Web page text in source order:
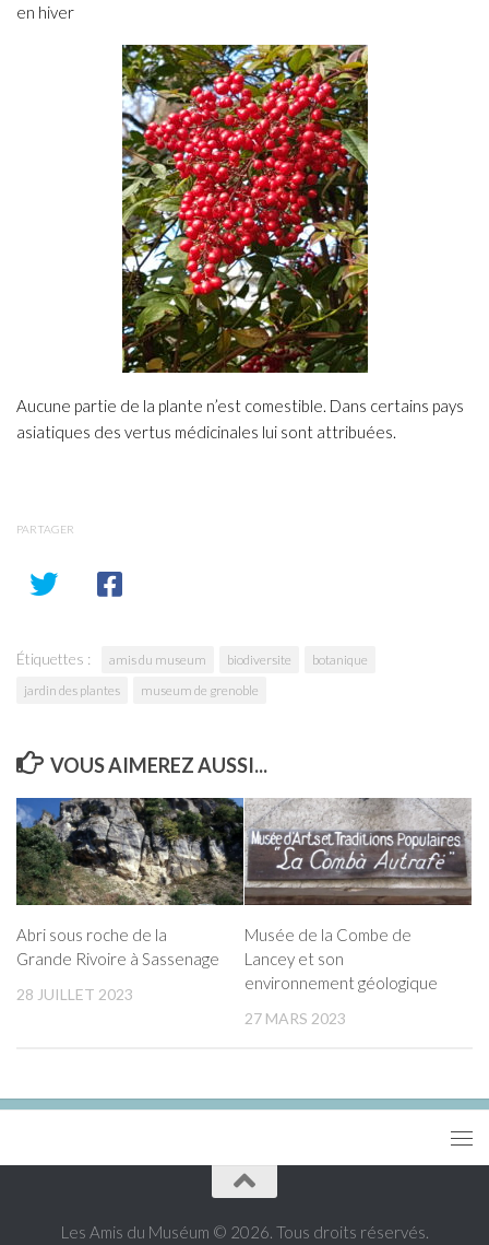
en hiver
Aucune partie de la plante n’est comestible. Dans certains pays
asiatiques des vertus médicinales lui sont attribuées.
PARTAGER
Étiquettes : amis du museum biodiversite
botanique
jardin des plantes
museum de grenoble
VOUS AIMEREZ AUSSI...
Abri sous roche de la
Grande Rivoire à Sassenage
28 JUILLET 2023
Musée de la Combe de
Lancey et son
environnement géologique
27 MARS 2023
Les Amis du Muséum © 2026. Tous droits réservés.